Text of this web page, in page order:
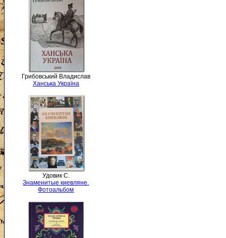
Грибовський Владислав
Ханська Україна
Удовик С.
Знаменитые киевляне.
Фотоальбом